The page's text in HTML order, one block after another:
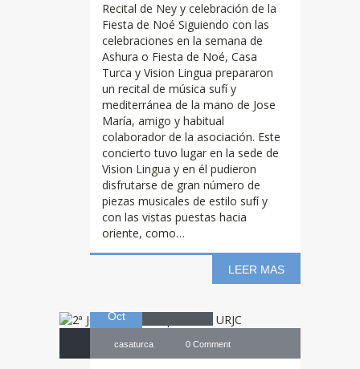
Recital de Ney y celebración de la
Fiesta de Noé Siguiendo con las
celebraciones en la semana de
Ashura o Fiesta de Noé, Casa
Turca y Vision Lingua prepararon
un recital de música sufí y
mediterránea de la mano de Jose
María, amigo y habitual
colaborador de la asociación. Este
concierto tuvo lugar en la sede de
Vision Lingua y en él pudieron
disfrutarse de gran número de
piezas musicales de estilo sufí y
con las vistas puestas hacia
oriente, como…
LEER MAS
Oct
2ªJornada de
Turquía en la
casaturca 0 Comment